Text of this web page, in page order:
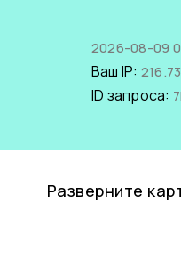
2026-08-09
Ваш IP:
ID запроса:
Разверните